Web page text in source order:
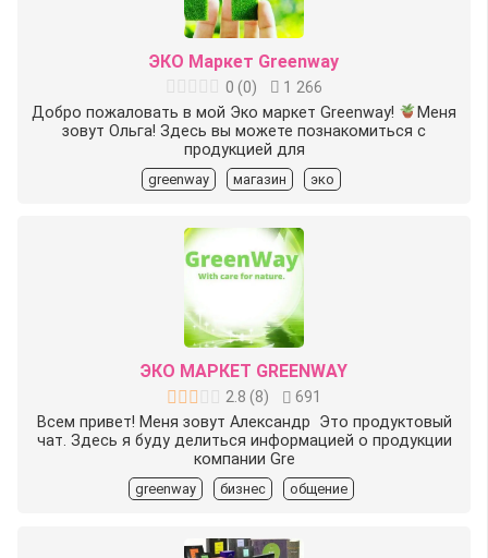
ЭКО Маркет Greenway
0 (0)
1 266
Добро пожаловать‍ в мой Эко маркет Greenway!
Меня
зовут Ольга! Здесь вы можете познакомиться с
продукцией для
greenway магазин эко
ЭКО МАРКЕТ GREENWAY
2.8 (8)
691
Всем привет! Меня зовут Александр ‍️ Это продуктовый
чат. Здесь я буду делиться информацией о продукции
компании Gre
greenway бизнес общение